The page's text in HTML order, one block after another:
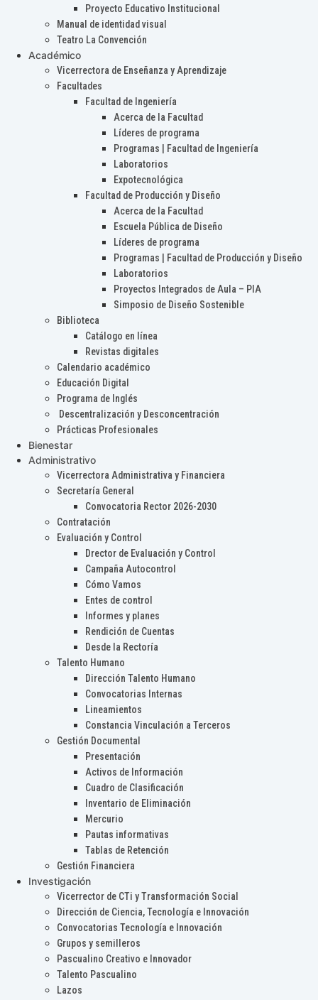
Proyecto Educativo Institucional
Manual de identidad visual
Teatro La Convención
Académico
Vicerrectora de Enseñanza y Aprendizaje
Facultades
Facultad de Ingeniería
Acerca de la Facultad
Líderes de programa
Programas | Facultad de Ingeniería
Laboratorios
Expotecnológica
Facultad de Producción y Diseño
Acerca de la Facultad
Escuela Pública de Diseño
Líderes de programa
Programas | Facultad de Producción y Diseño
Laboratorios
Proyectos Integrados de Aula – PIA
Simposio de Diseño Sostenible
Biblioteca
Catálogo en línea
Revistas digitales
Calendario académico
Educación Digital
Programa de Inglés
Descentralización y Desconcentración
Prácticas Profesionales
Bienestar
Administrativo
Vicerrectora Administrativa y Financiera
Secretaría General
Convocatoria Rector 2026-2030
Contratación
Evaluación y Control
Drector de Evaluación y Control
Campaña Autocontrol
Cómo Vamos
Entes de control
Informes y planes
Rendición de Cuentas
Desde la Rectoría
Talento Humano
Dirección Talento Humano
Convocatorias Internas
Lineamientos
Constancia Vinculación a Terceros
Gestión Documental
Presentación
Activos de Información
Cuadro de Clasificación
Inventario de Eliminación
Mercurio
Pautas informativas
Tablas de Retención
Gestión Financiera
Investigación
Vicerrector de CTi y Transformación Social
Dirección de Ciencia, Tecnología e Innovación
Convocatorias Tecnología e Innovación
Grupos y semilleros
Pascualino Creativo e Innovador
Talento Pascualino
Lazos